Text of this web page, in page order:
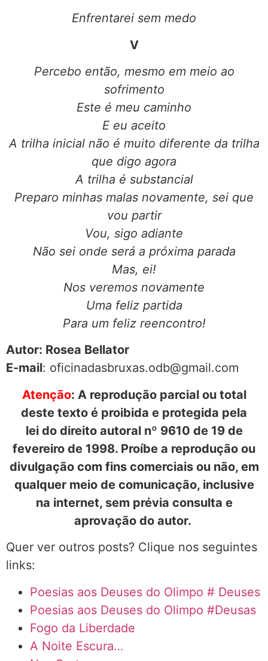
Enfrentarei sem medo
V
Percebo então, mesmo em meio ao
sofrimento
Este é meu caminho
E eu aceito
A trilha inicial não é muito diferente da trilha
que digo agora
A trilha é substancial
Preparo minhas malas novamente, sei que
vou partir
Vou, sigo adiante
Não sei onde será a próxima parada
Mas, ei!
Nos veremos novamente
Uma feliz partida
Para um feliz reencontro!
Autor: Rosea Bellator
E-mail: oficinadasbruxas.odb@gmail.com
Atenção: A reprodução parcial ou total
deste texto é proibida e protegida pela
lei do direito autoral nº 9610 de 19 de
fevereiro de 1998. Proíbe a reprodução ou
divulgação com fins comerciais ou não, em
qualquer meio de comunicação, inclusive
na internet, sem prévia consulta e
aprovação do autor.
Quer ver outros posts? Clique nos seguintes
links:
Poesias aos Deuses do Olimpo # Deuses
Poesias aos Deuses do Olimpo #Deusas
Fogo da Liberdade
A Noite Escura…